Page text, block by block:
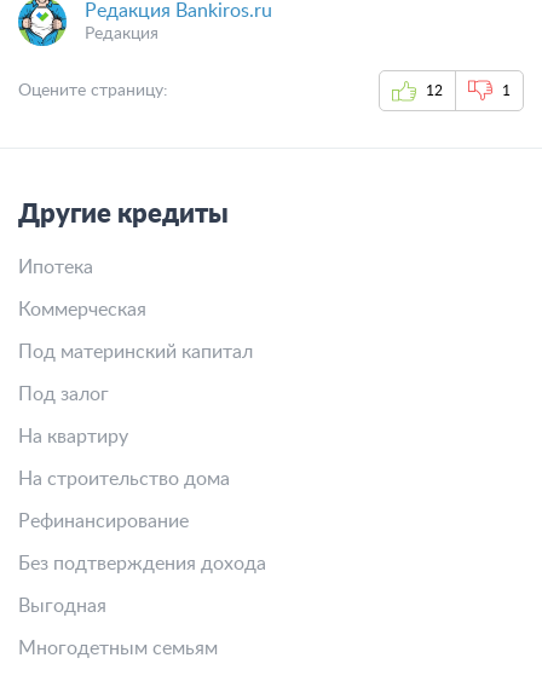
Редакция Bankiros.ru
Редакция
Оцените страницу: 12 1
Другие кредиты
Ипотека
Коммерческая
Под материнский капитал
Под залог
На квартиру
На строительство дома
Рефинансирование
Без подтверждения дохода
Выгодная
Многодетным семьям